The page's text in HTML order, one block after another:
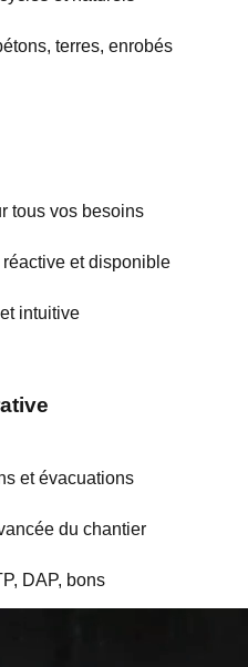
terres, enrobés
tous vos besoins
et disponible
intuitive
et évacuations
du chantier
DAP, bons